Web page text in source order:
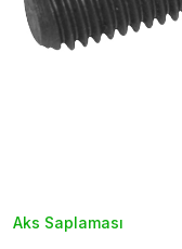
Aks Saplaması